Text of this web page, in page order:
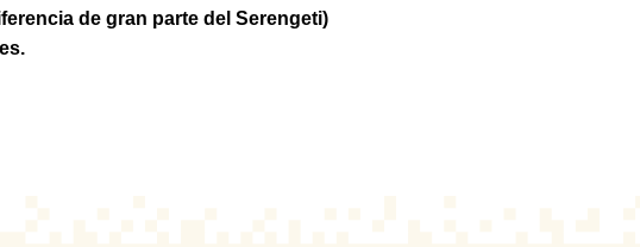
de gran parte del Serengeti)